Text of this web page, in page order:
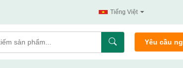
Tiếng Việt
Yêu cầu